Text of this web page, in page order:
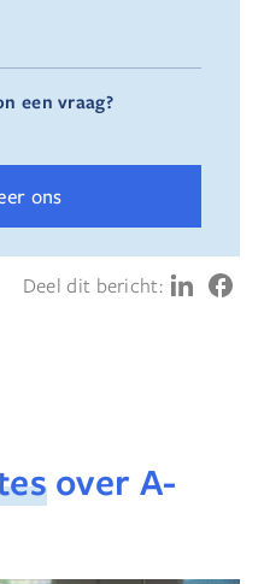
een vraag?
ons
Deel dit bericht:
over A-